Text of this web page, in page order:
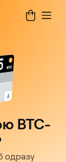
BTC-
одразу